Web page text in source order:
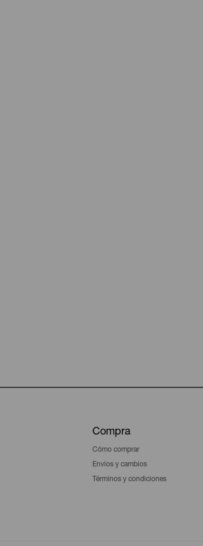
Compra
Cómo comprar
Envíos y cambios
Términos y condiciones